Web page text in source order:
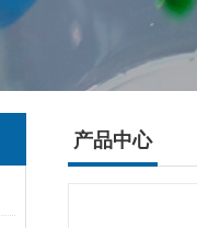
产品中心